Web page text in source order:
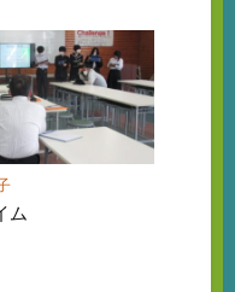
ム